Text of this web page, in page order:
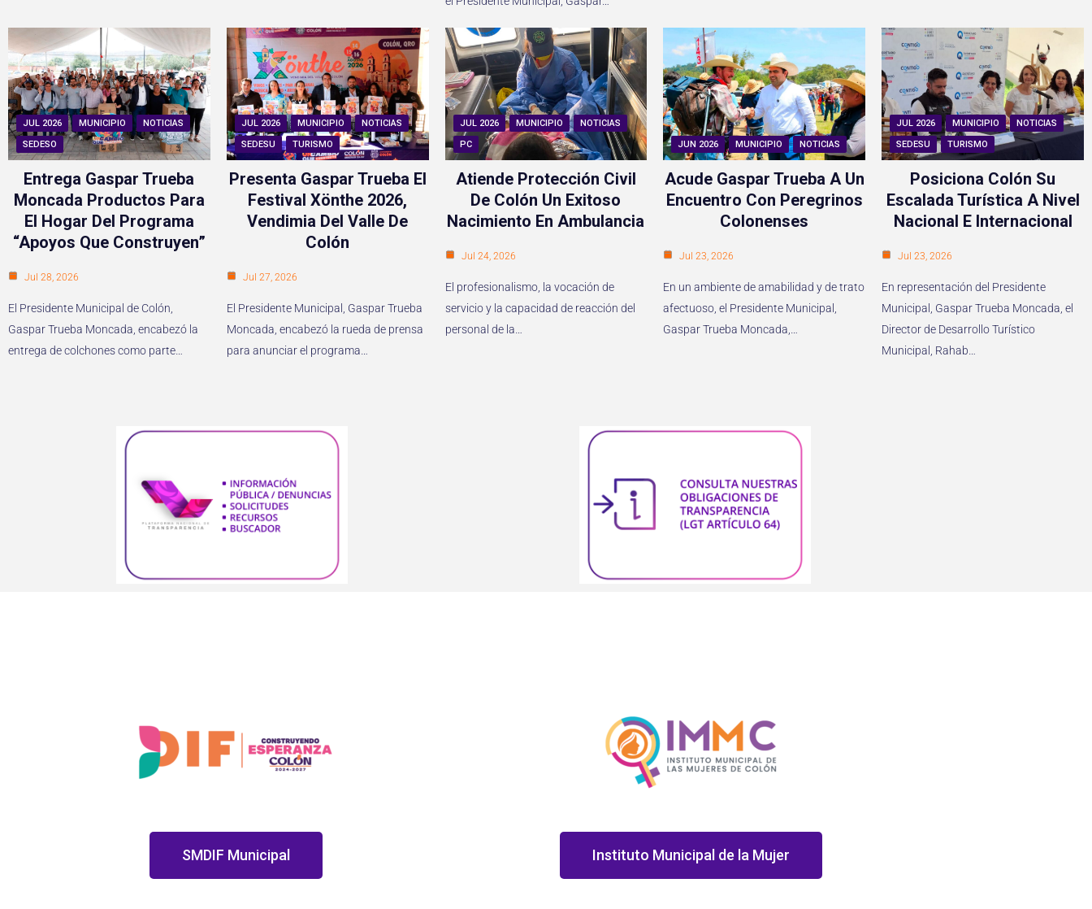
JUL 2026 MUNICIPIO
NOTICIAS
SEDESO
Entrega Gaspar Trueba
Moncada Productos Para
El Hogar Del Programa
“Apoyos Que Construyen”
Jul 28, 2026
El Presidente Municipal de Colón,
Gaspar Trueba Moncada, encabezó la
entrega de colchones como parte…
JUL 2026 MUNICIPIO
NOTICIAS
SEDESU
TURISMO
Presenta Gaspar Trueba El
Festival Xönthe 2026,
Vendimia Del Valle De
Colón
Jul 27, 2026
El Presidente Municipal, Gaspar Trueba
Moncada, encabezó la rueda de prensa
para anunciar el programa…
JUL 2026 MUNICIPIO
NOTICIAS
PC
Atiende Protección Civil
De Colón Un Exitoso
Nacimiento En Ambulancia
Jul 24, 2026
El profesionalismo, la vocación de
servicio y la capacidad de reacción del
personal de la…
JUN 2026 MUNICIPIO NOTICIAS
Acude Gaspar Trueba A Un
Encuentro Con Peregrinos
Colonenses
Jul 23, 2026
En un ambiente de amabilidad y de trato
afectuoso, el Presidente Municipal,
Gaspar Trueba Moncada,…
JUL 2026 MUNICIPIO
NOTICIAS
SEDESU
TURISMO
Posiciona Colón Su
Escalada Turística A Nivel
Nacional E Internacional
Jul 23, 2026
En representación del Presidente
Municipal, Gaspar Trueba Moncada, el
Director de Desarrollo Turístico
Municipal, Rahab…
SMDIF Municipal Instituto Municipal de la Mujer